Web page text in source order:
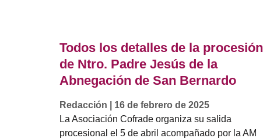
Todos los detalles de la procesión
de Ntro. Padre Jesús de la
Abnegación de San Bernardo
Redacción
16 de febrero de 2025
La Asociación Cofrade organiza su salida
procesional el 5 de abril acompañado por la AM